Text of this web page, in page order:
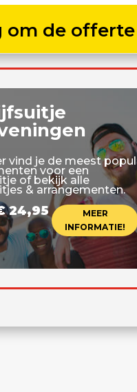
om de offerte
vind je de meest
voor een
of bekijk alle
& arrangementen.
24,95
MEER
INFORMATIE!